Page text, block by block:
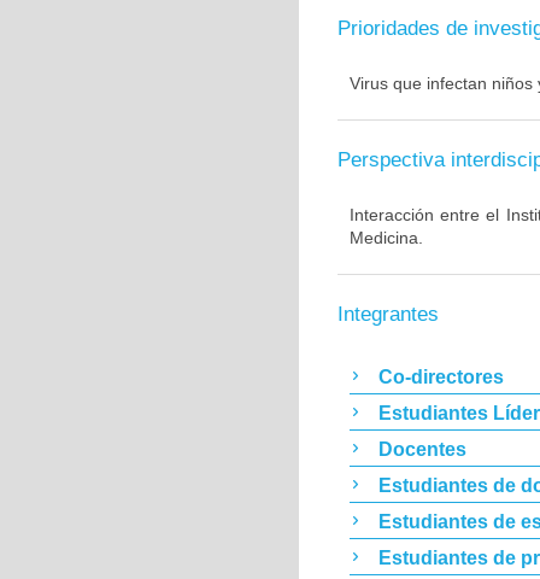
Prioridades de
Virus que infectan
Perspectiva
Interacción entre el
Medicina.
Integrantes
Co-directores
Estudiantes
Docentes
Estudiantes de
Estudiantes de
Estudiantes de